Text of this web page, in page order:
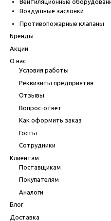
Вентиляционные
Воздушные заслонки
Противопожарные клапаны
Бренды
Акции
О нас
Условия работы
Реквизиты предприятия
Отзывы
Вопрос-ответ
Как оформить заказ
Госты
Сотрудники
Клиентам
Поставщикам
Покупателям
Аналоги
Блог
Доставка